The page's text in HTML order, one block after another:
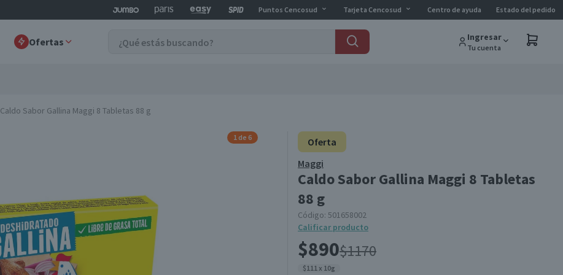
Puntos Cencosud Tarjeta Cencosud Centro de ayuda Estado del pedido
Ofertas Ingresar
Tu cuenta
Caldo Sabor Gallina Maggi 8 Tabletas 88 g
Oferta
Maggi
Caldo Sabor Gallina Maggi 8 Tabletas
88 g
Código: 501658002
Calificar producto
$890$1170
$111 x 10g
1 de 6